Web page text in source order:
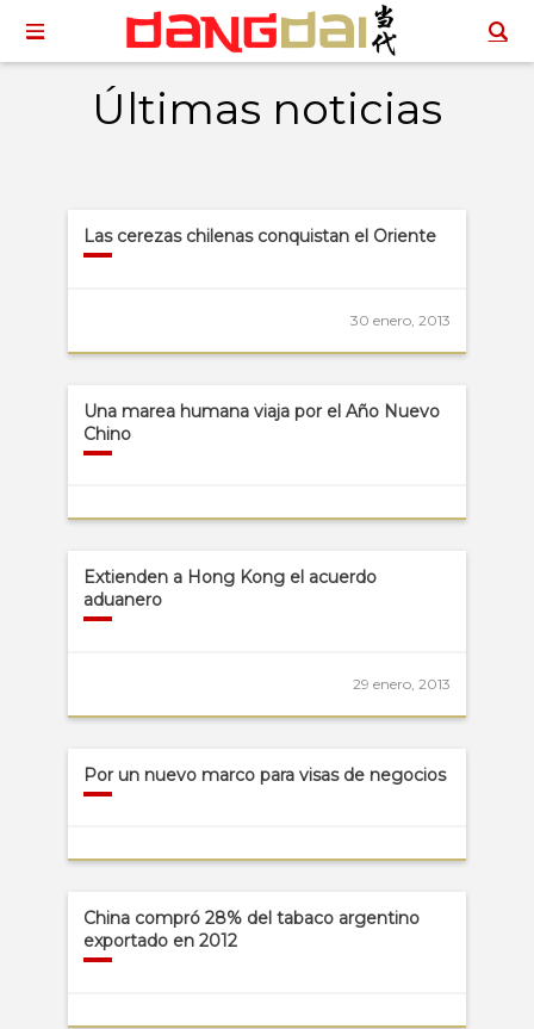
Últimas noticias
Las cerezas chilenas conquistan el Oriente
30 enero, 2013
Una marea humana viaja por el Año Nuevo
Chino
Extienden a Hong Kong el acuerdo
aduanero
29 enero, 2013
Por un nuevo marco para visas de negocios
China compró 28% del tabaco argentino
exportado en 2012